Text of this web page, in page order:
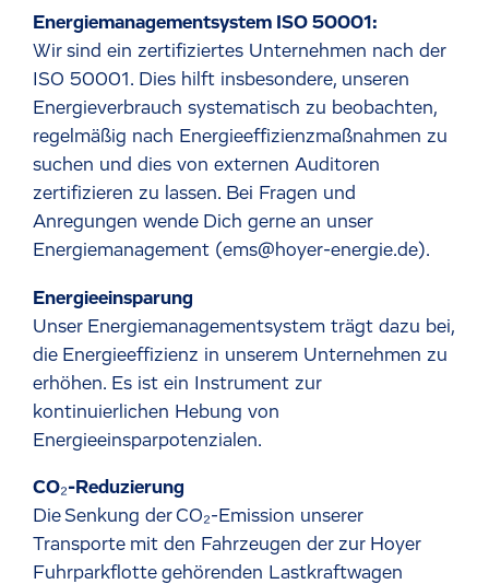
Energiemanagementsystem ISO 50001:
Wir sind ein zertifiziertes Unternehmen nach der
ISO 50001. Dies hilft insbesondere, unseren
Energieverbrauch systematisch zu beobachten,
regelmäßig nach Energieeffizienzmaßnahmen zu
suchen und dies von externen Auditoren
zertifizieren zu lassen. Bei Fragen und
Anregungen wende Dich gerne an unser
Energiemanagement (ems@hoyer-energie.de).
Energieeinsparung
Unser Energiemanagementsystem trägt dazu bei,
die Energieeffizienz in unserem Unternehmen zu
erhöhen. Es ist ein Instrument zur
kontinuierlichen Hebung von
Energieeinsparpotenzialen.
CO₂-Reduzierung
Die Senkung der CO₂-Emission unserer
Transporte mit den Fahrzeugen der zur Hoyer
Fuhrparkflotte gehörenden Lastkraftwagen